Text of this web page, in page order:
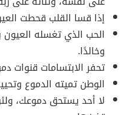
إذا قسا القلب قحطت
الحب الذي تغسله
وخالدًا.
تحفر الابتسامات قنوات
الوطن تميته الدموع
لا أحد يستحق دموعك،